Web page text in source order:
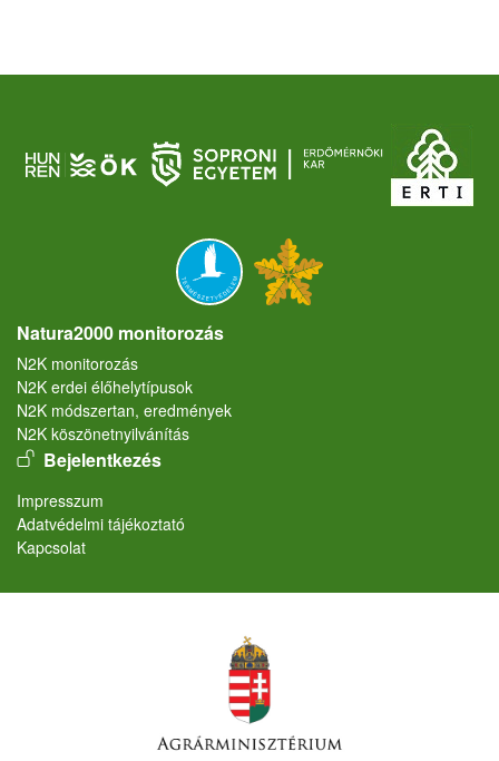
Natura2000 monitorozás
N2K monitorozás
N2K erdei élőhelytípusok
N2K módszertan, eredmények
N2K köszönetnyilvánítás
User account menu
Bejelentkezés
Lábléc
Impresszum
Adatvédelmi tájékoztató
Kapcsolat